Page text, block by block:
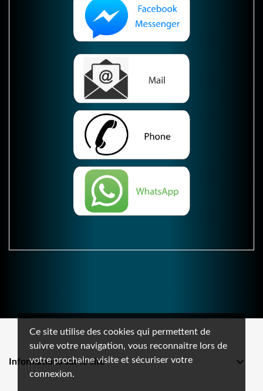
Ce site utilise des cookies qui permettent de
suivre votre navigation, vous reconnaitre lors de
votre prochaine visite et sécuriser votre
connexion.
Informations sur le site 